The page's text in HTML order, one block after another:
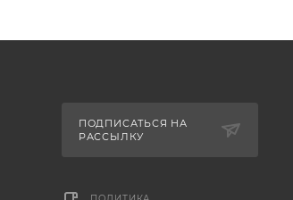
ПОДПИСАТЬСЯ НА
РАССЫЛКУ